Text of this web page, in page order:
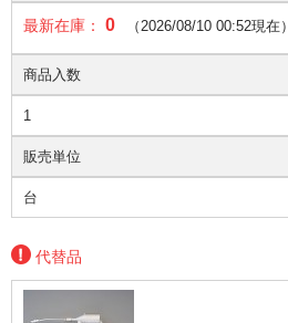
最新在庫： 0 （2026/08/10 00:52現在）
商品入数
1
販売単位
台
代替品